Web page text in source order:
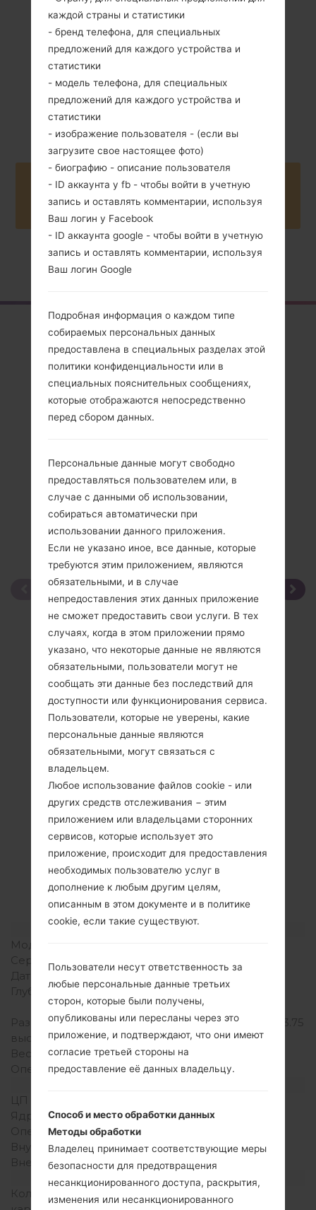
Unknown
Ноябрь, 2008
Buy accessories on Amazon
Главная →Серия
Обзор
LG300G(LG300G)
Спецификация
LG300G(LG300G)
Модель и ее характеристики
Модель
Серия
Дата выпуска
Глубина
13 миллиметров (0.52
дюйма)
Размеры (ширина /
высота)
95 x 43 миллиметров (3.75
x 1.71 дюйма)
Вес
60 грамм (2.10 унции)
Операционная система
-
ЦП (процессор)
Ядра процессора
-
Оперативная память
Внутренняя память
-
Внешняя память
-
Сеть и данные
Количество мест для сим
каждой страны и статистики
- бренд телефона, для специальных
предложений для каждого устройства и
статистики
- модель телефона, для специальных
предложений для каждого устройства и
статистики
- изображение пользователя - (если вы
загрузите свое настоящее фото)
- биографию - описание пользователя
- ID аккаунта у fb - чтобы войти в учетную
запись и оставлять комментарии, используя
Ваш логин у Facebook
- ID аккаунта google - чтобы войти в учетную
запись и оставлять комментарии, используя
Ваш логин Google
Подробная информация о каждом типе
собираемых персональных данных
предоставлена в специальных разделах этой
политики конфиденциальности или в
специальных пояснительных сообщениях,
которые отображаются непосредственно
перед сбором данных.
Персональные данные могут свободно
предоставляться пользователем или, в
случае с данными об использовании,
собираться автоматически при
использовании данного приложения.
Если не указано иное, все данные, которые
требуются этим приложением, являются
обязательными, и в случае
непредоставления этих данных приложение
не сможет предоставить свои услуги. В тех
случаях, когда в этом приложении прямо
указано, что некоторые данные не являются
обязательными, пользователи могут не
сообщать эти данные без последствий для
доступности или функционирования сервиса.
Пользователи, которые не уверены, какие
персональные данные являются
обязательными, могут связаться с
владельцем.
Любое использование файлов cookie - или
других средств отслеживания − этим
приложением или владельцами сторонних
сервисов, которые использует это
приложение, происходит для предоставления
необходимых пользователю услуг в
дополнение к любым другим целям,
описанным в этом документе и в политике
cookie, если такие существуют.
Пользователи несут ответственность за
любые персональные данные третьих
сторон, которые были получены,
опубликованы или пересланы через это
приложение, и подтверждают, что они имеют
согласие третьей стороны на
предоставление её данных владельцу.
Способ и место обработки данных
Методы обработки
Владелец принимает соответствующие меры
безопасности для предотвращения
несанкционированного доступа, раскрытия,
изменения или несанкционированного